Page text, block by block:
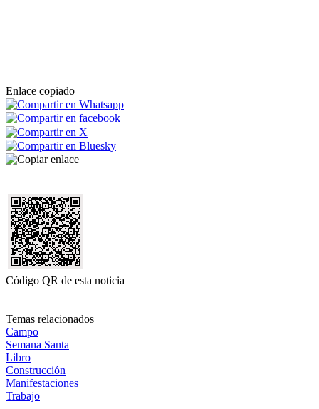
Enlace copiado
Código QR de esta noticia
Temas relacionados
Campo
Semana Santa
Libro
Construcción
Manifestaciones
Trabajo